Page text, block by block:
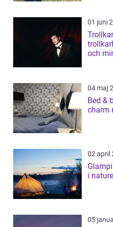
01 juni
och
04 maj
Bed &
charm
02 april
i
05